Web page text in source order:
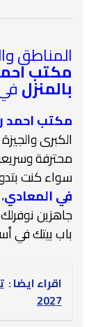
المناطق
مكتب
بالمنزل
مكتب احمد
الكبرى
محترفة
سواء كنت
في المعادي
جاهزين نوفرلك
باب بيتك في
اقراء ايضا :
2027